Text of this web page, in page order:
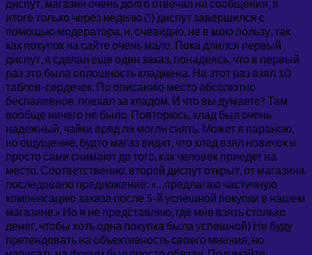
диспут, магазин очень долго отвечал на сообщения, в
итоге только через неделю (!) диспут завершился с
помощью модератора, и, очевидно, не в мою пользу, так
как покупок на сайте очень мало. Пока длился первый
диспут, я сделал еще один заказ, понадеясь, что в первый
раз это была оплошность кладмена. На этот раз взял 10
таблов-сердечек. По описанию место абсолютно
беспалевное, поехал за кладом. И что вы думаете? Там
вообще ничего не было. Повторюсь, клад был очень
надежный, чайки вряд ли могли снять. Может я параною,
но ощущение, будто магаз видит, что клад взял новичок и
просто сами снимают до того, как человек приедет на
место. Соответственно, второй диспут открыт, от магазина
последовало предложение: «…предлагаю частичную
компенсацию заказа после 5-й успешной покупки в нашем
магазине.» Но я не представляю, где мне взять столько
денег, чтобы хоть одна покупка была успешной) Не буду
претендовать на объективность своего мнения, но